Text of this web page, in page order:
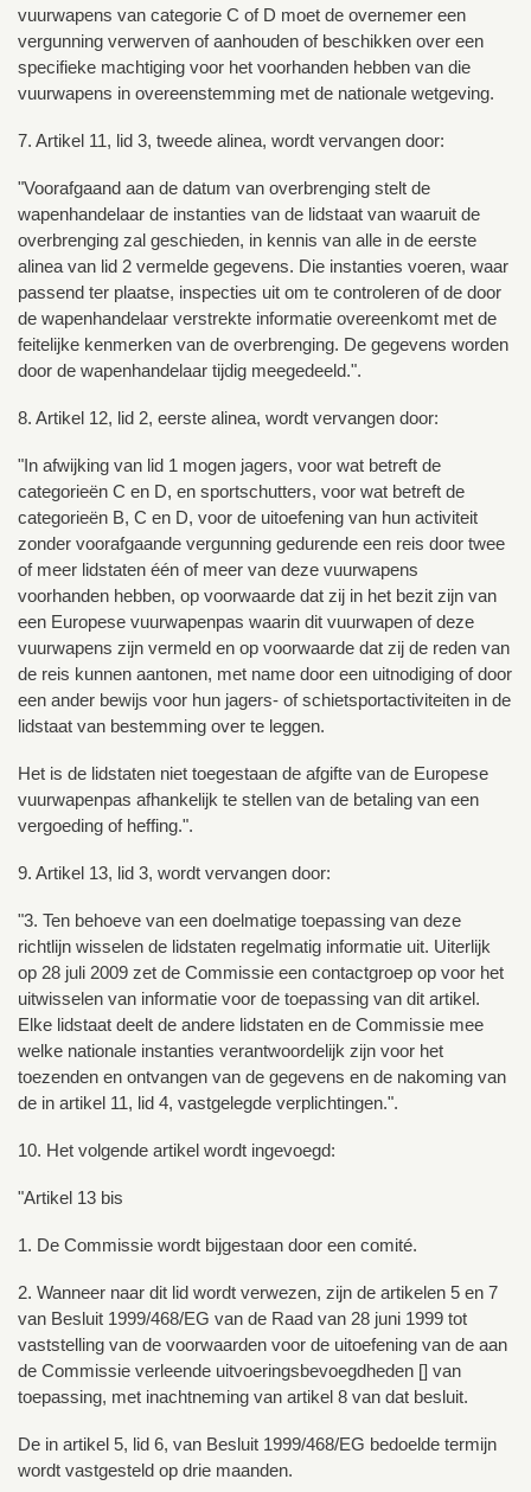
vuurwapens van categorie C of D moet de overnemer een
vergunning verwerven of aanhouden of beschikken over een
specifieke machtiging voor het voorhanden hebben van die
vuurwapens in overeenstemming met de nationale wetgeving.
7. Artikel 11, lid 3, tweede alinea, wordt vervangen door:
"Voorafgaand aan de datum van overbrenging stelt de
wapenhandelaar de instanties van de lidstaat van waaruit de
overbrenging zal geschieden, in kennis van alle in de eerste
alinea van lid 2 vermelde gegevens. Die instanties voeren, waar
passend ter plaatse, inspecties uit om te controleren of de door
de wapenhandelaar verstrekte informatie overeenkomt met de
feitelijke kenmerken van de overbrenging. De gegevens worden
door de wapenhandelaar tijdig meegedeeld.".
8. Artikel 12, lid 2, eerste alinea, wordt vervangen door:
"In afwijking van lid 1 mogen jagers, voor wat betreft de
categorieën C en D, en sportschutters, voor wat betreft de
categorieën B, C en D, voor de uitoefening van hun activiteit
zonder voorafgaande vergunning gedurende een reis door twee
of meer lidstaten één of meer van deze vuurwapens
voorhanden hebben, op voorwaarde dat zij in het bezit zijn van
een Europese vuurwapenpas waarin dit vuurwapen of deze
vuurwapens zijn vermeld en op voorwaarde dat zij de reden van
de reis kunnen aantonen, met name door een uitnodiging of door
een ander bewijs voor hun jagers- of schietsportactiviteiten in de
lidstaat van bestemming over te leggen.
Het is de lidstaten niet toegestaan de afgifte van de Europese
vuurwapenpas afhankelijk te stellen van de betaling van een
vergoeding of heffing.".
9. Artikel 13, lid 3, wordt vervangen door:
"3. Ten behoeve van een doelmatige toepassing van deze
richtlijn wisselen de lidstaten regelmatig informatie uit. Uiterlijk
op 28 juli 2009 zet de Commissie een contactgroep op voor het
uitwisselen van informatie voor de toepassing van dit artikel.
Elke lidstaat deelt de andere lidstaten en de Commissie mee
welke nationale instanties verantwoordelijk zijn voor het
toezenden en ontvangen van de gegevens en de nakoming van
de in artikel 11, lid 4, vastgelegde verplichtingen.".
10. Het volgende artikel wordt ingevoegd:
"Artikel 13 bis
1. De Commissie wordt bijgestaan door een comité.
2. Wanneer naar dit lid wordt verwezen, zijn de artikelen 5 en 7
van Besluit 1999/468/EG van de Raad van 28 juni 1999 tot
vaststelling van de voorwaarden voor de uitoefening van de aan
de Commissie verleende uitvoeringsbevoegdheden [] van
toepassing, met inachtneming van artikel 8 van dat besluit.
De in artikel 5, lid 6, van Besluit 1999/468/EG bedoelde termijn
wordt vastgesteld op drie maanden.